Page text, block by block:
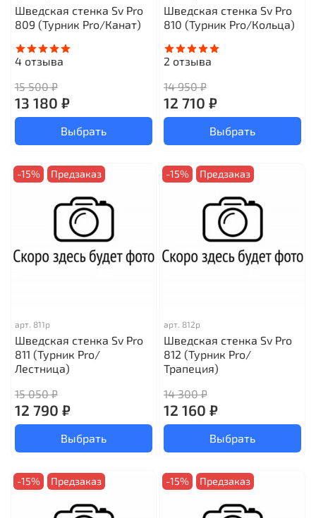
Шведская стенка Sv Pro
809 (Турник Pro/Канат)
4 отзыва
15 500 ₽
13 180 ₽
Выбрать
Шведская стенка Sv Pro
810 (Турник Pro/Кольца)
2 отзыва
14 950 ₽
12 710 ₽
Выбрать
-15% Предзаказ
арт. 811р
Шведская стенка Sv Pro
811 (Турник Pro/
Лестница)
15 050 ₽
12 790 ₽
Выбрать
-15% Предзаказ
арт. 812р
Шведская стенка Sv Pro
812 (Турник Pro/
Трапеция)
14 300 ₽
12 160 ₽
Выбрать
-15% Предзаказ -15% Предзаказ